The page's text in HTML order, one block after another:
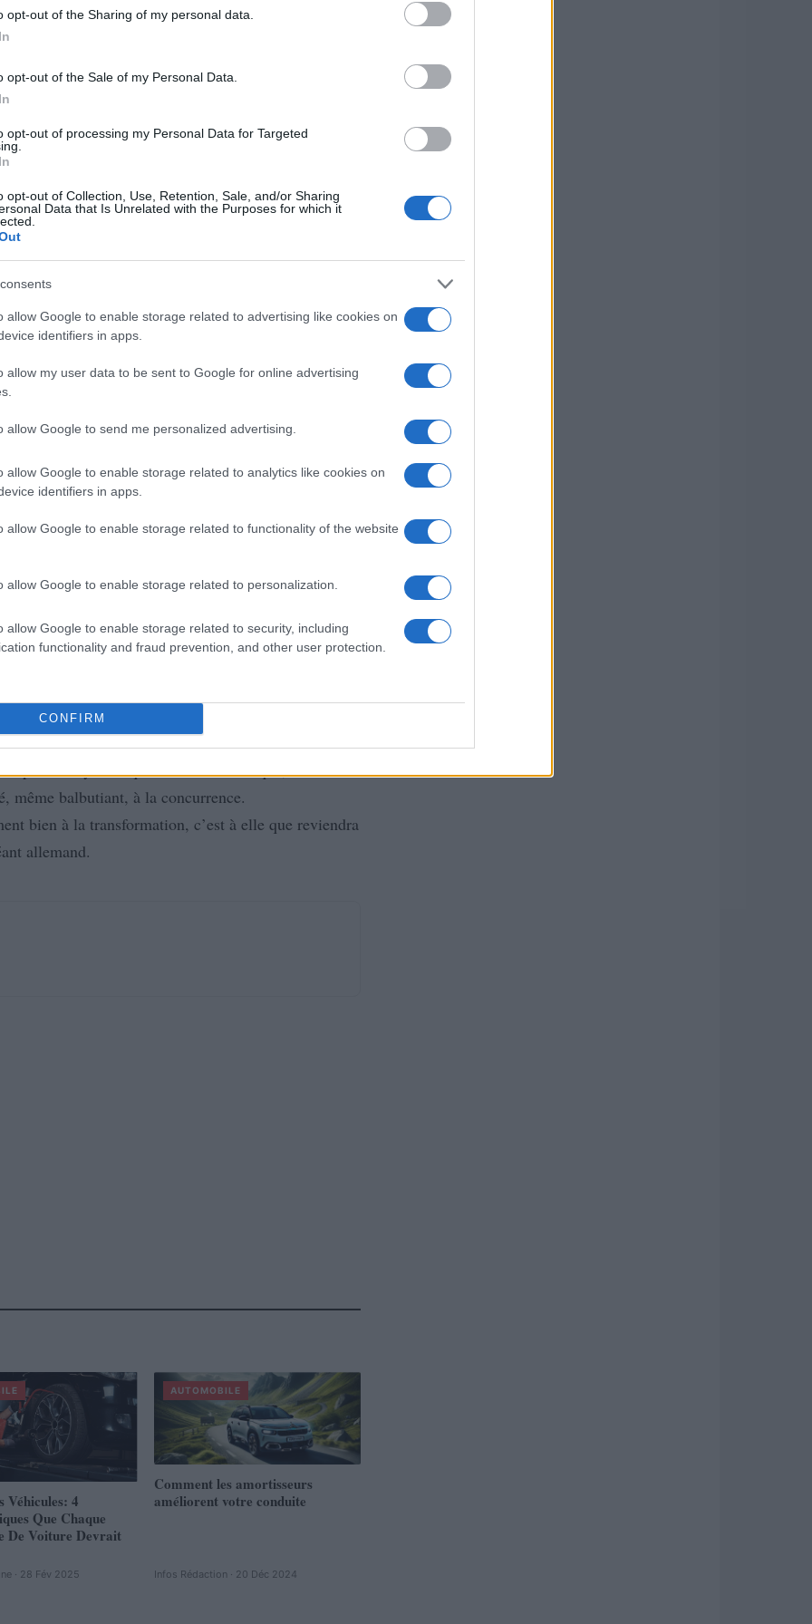
opt-out of the Sharing of my personal data.
opt-out of the Sale of my Personal Data.
opt-out of processing my Personal Data for Targeted
opt-out of Collection, Use, Retention, Sale, and/or Sharing
Data that Is Unrelated with the Purposes for which it
allow Google to enable storage related to advertising like cookies on
identifiers in apps.
allow my user data to be sent to Google for online advertising
allow Google to send me personalized advertising.
allow Google to enable storage related to analytics like cookies on
identifiers in apps.
allow Google to enable storage related to functionality of the website
allow Google to enable storage related to personalization.
allow Google to enable storage related to security, including
functionality and fraud prevention, and other user protection.
CONFIRM
possédait une telle mécanique, même si
viendra pas ? Renault laissera t-elle la 308
deFrancfortou le Losange bousculera t-il son
est la question même si le plus vraisemblable
reprenant
grandes lignes du style de la nouvelle
fait pour la troisième version.
Twin’z et TwinRun, la future Twingo 3 se
d’être définitivement dévoilée lors du
ce concept sera cette fois très proche de la
pour Renault en grande série depuis la… 4 CV,
forme de la future Smart.
aussi une architecture à 5 portes mais pourrait
de citadines actuellement.
cet article, la nouvelle Leon aura droit, en plus de la
très prisée dans la catégorie des compactes.
par Florent, cette Rapide break est curieusement
et non pas comme un break à part entière ainsi
n’est pas la GTi mais la R comme Racing.
à cette variante très musclée, motorisée par le
moins 300 ch.
V6 mais est plus dans l’air du temps…
de Tiguan devrait être dévoilée àFrancfort
en 2012.
forme modulaire MQB, déjà utilisée par Volkswagen
plus à l’hybride qu’au 100 % électrique, le
même balbutiant, à la concurrence.
bien à la transformation, c’est à elle que reviendra
allemand.
Véhicules: 4
Que Chaque
De Voiture Devrait
· 28 Fév 2025
AUTOMOBILE
Comment les amortisseurs
améliorent votre conduite
Infos Rédaction · 20 Déc 2024